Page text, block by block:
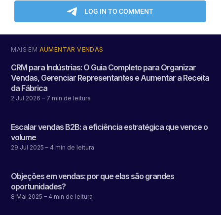
MAIS EM AUMENTAR VENDAS
CRM para Indústrias: O Guia Completo para Organizar
Vendas, Gerenciar Representantes e Aumentar a Receita
da Fábrica
2 Jul 2026 – 7 min de leitura
Escalar vendas B2B: a eficiência estratégica que vence o
volume
29 Jul 2025 – 4 min de leitura
Objeções em vendas: por que elas são grandes
oportunidades?
8 Mai 2025 – 4 min de leitura